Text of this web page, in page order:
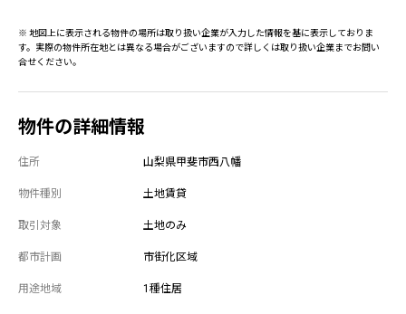
※ 地図上に表示される物件の場所は取り扱い企業が入力した情報を基に表示しておりま
す。実際の物件所在地とは異なる場合がございますので詳しくは取り扱い企業までお問い
合せください。
物件の詳細情報
住所 山梨県甲斐市西八幡
物件種別 土地賃貸
取引対象 土地のみ
都市計画 市街化区域
用途地域 1種住居